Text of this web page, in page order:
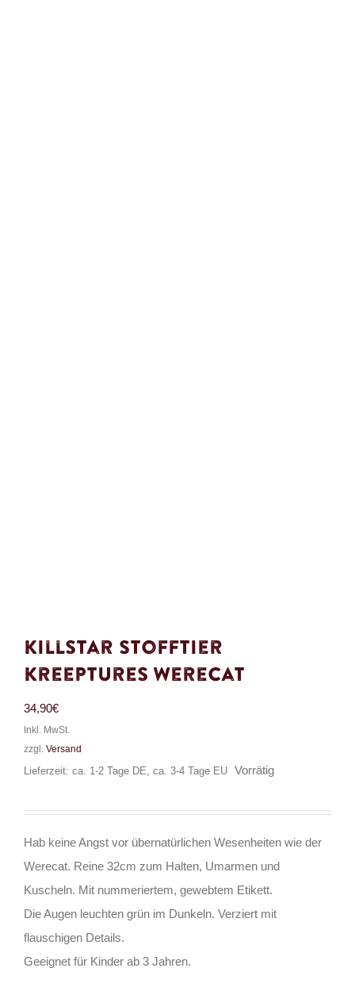
Killstar Stofftier
Kreeptures Werecat
34,90€
Inkl. MwSt.
zzgl. Versand
Lieferzeit: ca. 1-2 Tage DE, ca. 3-4 Tage EU
Vorrätig
Hab keine Angst vor übernatürlichen Wesenheiten wie der
Werecat. Reine 32cm zum Halten, Umarmen und
Kuscheln. Mit nummeriertem, gewebtem Etikett.
Die Augen leuchten grün im Dunkeln. Verziert mit
flauschigen Details.
Geeignet für Kinder ab 3 Jahren.